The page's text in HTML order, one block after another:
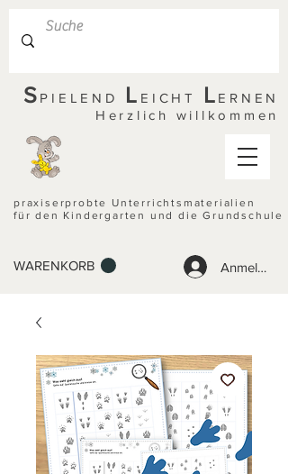
S PIELEND L EICHT L ERNEN
Herzlich willkommen
praxiserprobte Unterrichtsmaterialien
für den Kindergarten und die Grundschule
WARENKORB Anmelden